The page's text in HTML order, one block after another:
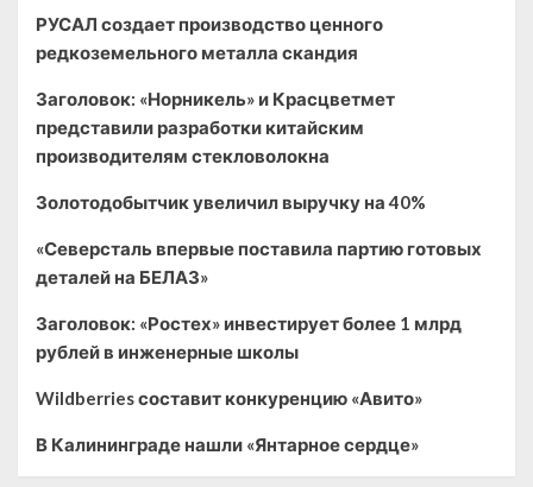
РУСАЛ создает производство ценного
редкоземельного металла скандия
Заголовок: «Норникель» и Красцветмет
представили разработки китайским
производителям стекловолокна
Золотодобытчик увеличил выручку на 40%
«Северсталь впервые поставила партию готовых
деталей на БЕЛАЗ»
Заголовок: «Ростех» инвестирует более 1 млрд
рублей в инженерные школы
Wildberries составит конкуренцию «Авито»
В Калининграде нашли «Янтарное сердце»